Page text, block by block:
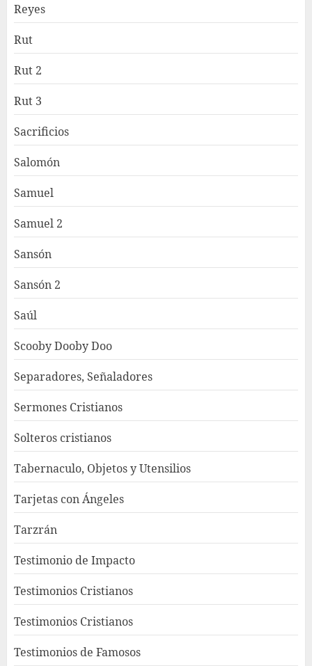
Reyes
Rut
Rut 2
Rut 3
Sacrificios
Salomón
Samuel
Samuel 2
Sansón
Sansón 2
Saúl
Scooby Dooby Doo
Separadores, Señaladores
Sermones Cristianos
Solteros cristianos
Tabernaculo, Objetos y Utensilios
Tarjetas con Ángeles
Tarzrán
Testimonio de Impacto
Testimonios Cristianos
Testimonios Cristianos
Testimonios de Famosos